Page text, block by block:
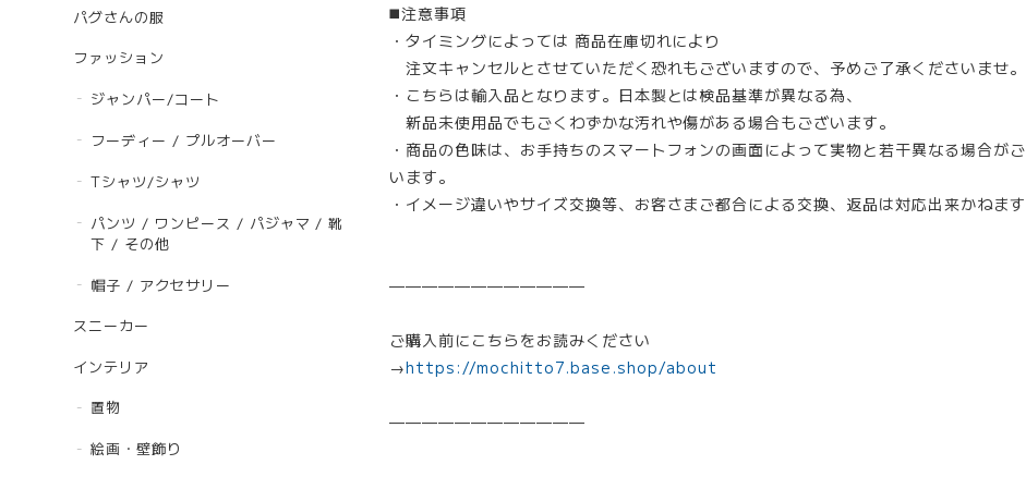
パグさんの服
ファッション
ジャンパー/コート
フーディー / プルオーバー
Tシャツ/シャツ
パンツ / ワンピース / パジャマ / 靴
下 / その他
帽子 / アクセサリー
スニーカー
インテリア
置物
絵画・壁飾り
◼️注意事項
・タイミングによっては 商品在庫切れにより
注文キャンセルとさせていただく恐れもございますので、予めご了承くださいませ。
・こちらは輸入品となります。日本製とは検品基準が異なる為、
新品未使用品でもごくわずかな汚れや傷がある場合もございます。
・商品の色味は、お手持ちのスマートフォンの画面によって実物と若干異なる場合が
います。
・イメージ違いやサイズ交換等、お客さまご都合による交換、返品は対応出来かねます
————————————
ご購入前にこちらをお読みください
→https://mochitto7.base.shop/about
————————————